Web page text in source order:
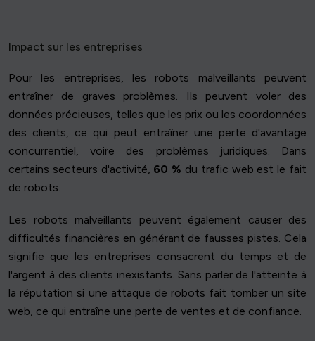
Impact sur les entreprises
Pour les entreprises, les robots malveillants peuvent
entraîner de graves problèmes. Ils peuvent voler des
données précieuses, telles que les prix ou les coordonnées
des clients, ce qui peut entraîner une perte d'avantage
concurrentiel, voire des problèmes juridiques. Dans
certains secteurs d'activité, 60 % du trafic web est le fait
de robots.
Les robots malveillants peuvent également causer des
difficultés financières en générant de fausses pistes. Cela
signifie que les entreprises consacrent du temps et de
l'argent à des clients inexistants. Sans parler de l'atteinte à
la réputation si une attaque de robots fait tomber un site
web, ce qui entraîne une perte de ventes et de confiance.